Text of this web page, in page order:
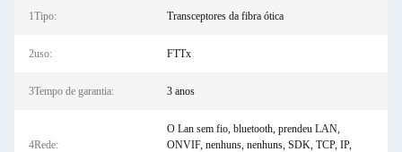
1Tipo: Transceptores da fibra ótica
2uso: FTTx
3Tempo de garantia: 3 anos
4Rede:
O Lan sem fio, bluetooth, prendeu LAN,
ONVIF, nenhuns, nenhuns, SDK, TCP, IP,